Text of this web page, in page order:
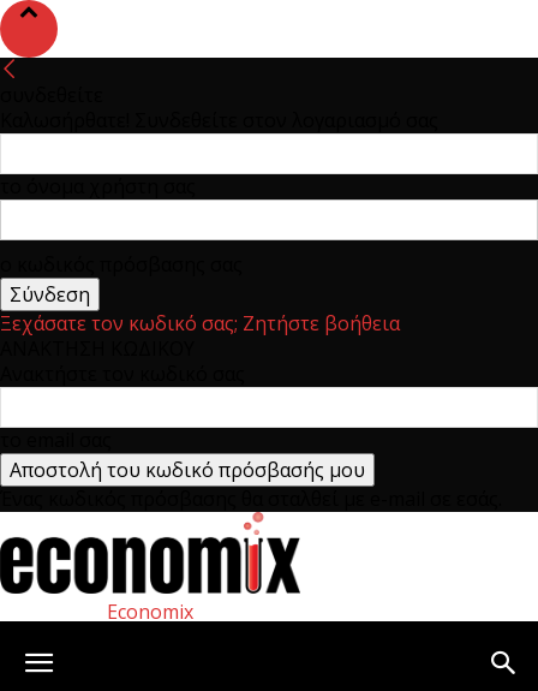
Ξεχάσατε τον κωδικό σας; Ζητήστε βοήθεια
Economix